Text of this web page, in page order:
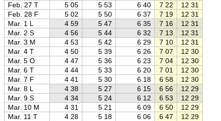
Feb. 27 T
5 05 5 53 6 40 7 22 12 31
Feb. 28 F
5 02 5 50 6 37 7 19 12 31
Mar. 1 L
4 59 5 47 6 35 7 16 12 31
Mar. 2 S
4 56 5 44 6 32 7 13 12 31
Mar. 3 M
4 53 5 42 6 29 7 10 12 31
Mar. 4 T
4 50 5 39 6 26 7 07 12 30
Mar. 5 O
4 47 5 36 6 23 7 04 12 30
Mar. 6 T
4 44 5 33 6 20 7 01 12 30
Mar. 7 F
4 41 5 30 6 18 6 58 12 30
Mar. 8 L
4 38 5 27 6 15 6 56 12 29
Mar. 9 S
4 34 5 24 6 12 6 53 12 29
Mar. 10 M
4 31 5 21 6 09 6 50 12 29
Mar. 11 T
4 28 5 18 6 06 6 47 12 29